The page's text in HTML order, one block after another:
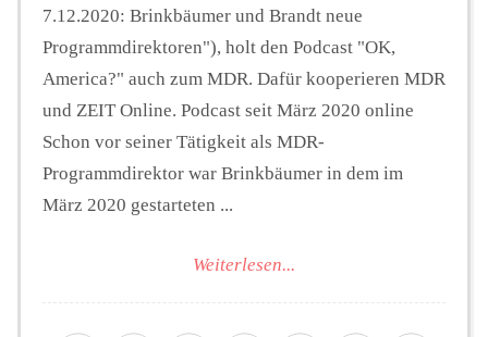
7.12.2020: Brinkbäumer und Brandt neue
Programmdirektoren"), holt den Podcast "OK,
America?" auch zum MDR. Dafür kooperieren MDR
und ZEIT Online. Podcast seit März 2020 online
Schon vor seiner Tätigkeit als MDR-
Programmdirektor war Brinkbäumer in dem im
März 2020 gestarteten ...
Weiterlesen...